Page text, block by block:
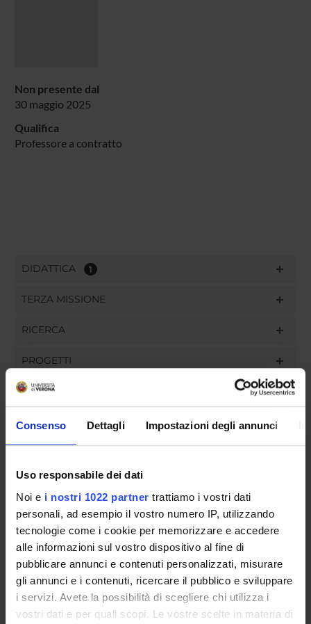
Consenso Dettagli Impostazioni degli annunci
Uso responsabile dei dati
Noi e i nostri 1022 partner trattiamo i vostri dati
personali, ad esempio il vostro numero IP, utilizzando
tecnologie come i cookie per memorizzare e accedere
alle informazioni sul vostro dispositivo al fine di
pubblicare annunci e contenuti personalizzati, misurare
gli annunci e i contenuti, ricercare il pubblico e sviluppare
i servizi. Avete la possibilità di scegliere chi utilizza i
vostri dati e per quali scopi. Le vostre scelte in materia di
Non presente dal
30 maggio 2025
Qualifica
Professore a contratto
DIDATTICA 1
TERZA MISSIONE
RICERCA
PROGETTI
INCARICHI
GOVERNANCE
COMMISSIONI
UFFICI E STRUTTURE DI SERVIZIO
SERVIZI DI SEGRETERIA STUDENTI